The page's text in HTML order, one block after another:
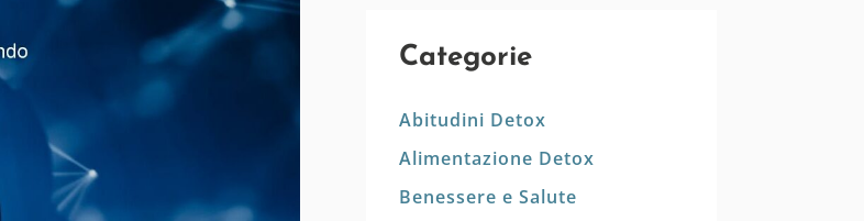
Categorie
Abitudini Detox
Alimentazione Detox
Benessere e Salute